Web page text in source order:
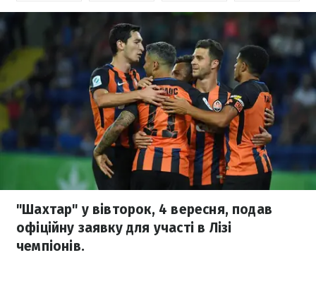
"Шахтар" у вівторок, 4 вересня, подав
офіційну заявку для участі в Лізі
чемпіонів.